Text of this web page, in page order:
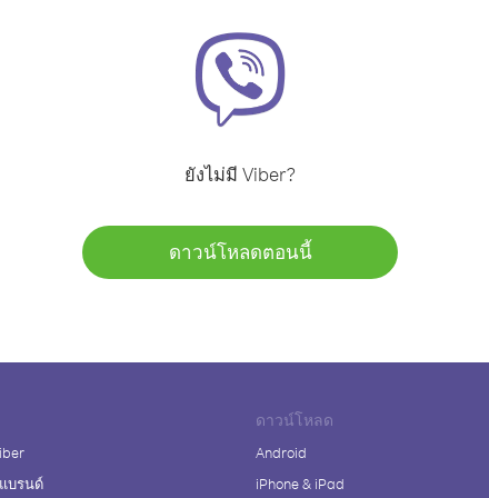
ยังไม่มี Viber?
ดาวน์โหลดตอนนี้
บรนด์
ดาวน์โหลด
Android
iPhone & iPad